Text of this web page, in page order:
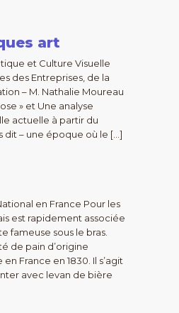
art
et Culture Visuelle
des Entreprises, de la
– M. Nathalie Moureau
» et Une analyse
actuelle à partir du
– une époque où le […]
en France Pour les
est rapidement associée
fameuse sous le bras.
de pain d’origine
France en 1830. Il s’agit
avec levan de bière